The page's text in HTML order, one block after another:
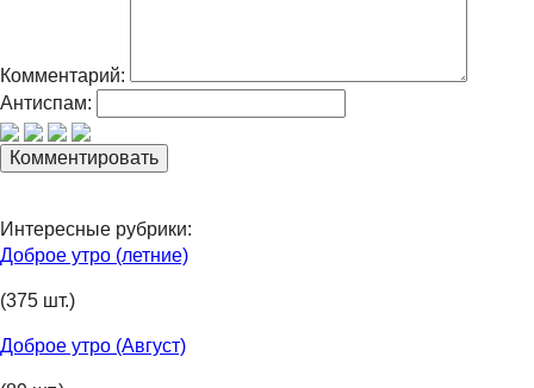
Комментарий:
Антиспам:
Интересные рубрики:
Доброе утро (летние)
(375 шт.)
Доброе утро (Август)